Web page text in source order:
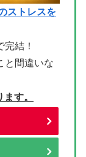
ストレスを
結！
と間違いな
す。